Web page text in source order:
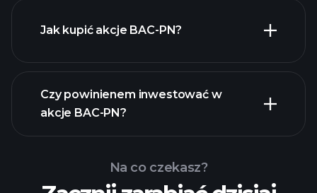
raporty finansowe
Jak kupić akcje BAC-PN?
Czy powinienem inwestować w
akcje BAC-PN?
Na co czekasz?